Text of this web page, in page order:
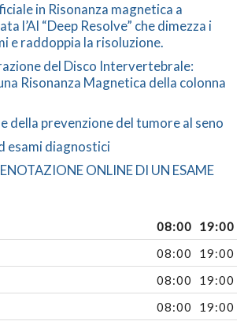
in Risonanza magnetica a
l’AI “Deep Resolve” che dimezza i
e raddoppia la risoluzione.
del Disco Intervertebrale:
Risonanza Magnetica della colonna
della prevenzione del tumore al seno
esami diagnostici
ONLINE DI UN ESAME
08:00 19:00
08:00 19:00
08:00 19:00
08:00 19:00